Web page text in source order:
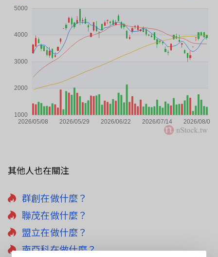
其他人也在關注
群創在做什麼？
聯茂在做什麼？
盟立在做什麼？
南亞科在做什麼？